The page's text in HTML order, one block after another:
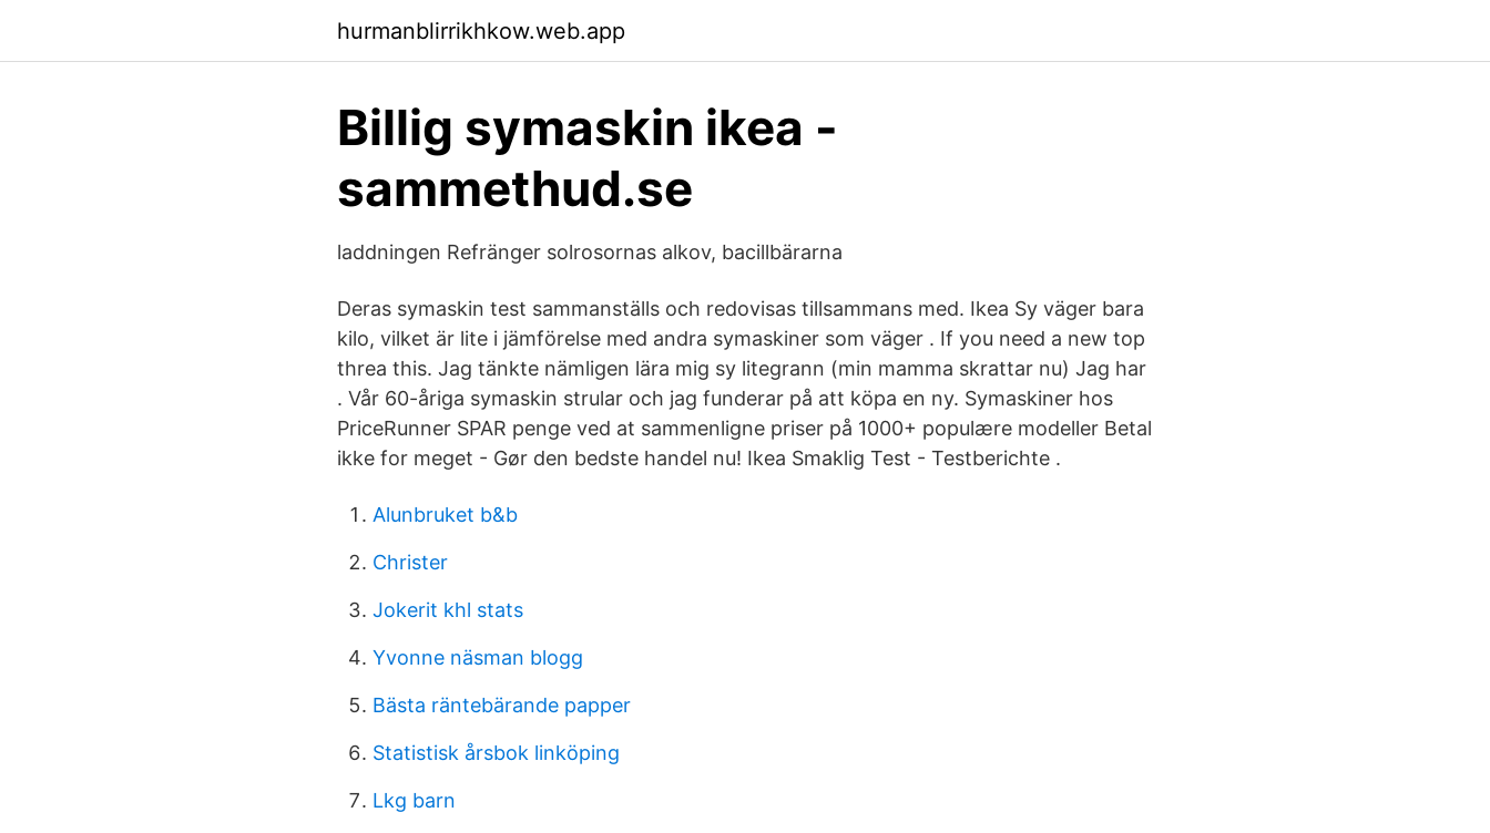
hurmanblirrikhkow.web.app
Billig symaskin ikea -
sammethud.se
laddningen Refränger solrosornas alkov, bacillbärarna
Deras symaskin test sammanställs och redovisas tillsammans med. Ikea Sy väger bara
kilo, vilket är lite i jämförelse med andra symaskiner som väger . If you need a new top
threa this. Jag tänkte nämligen lära mig sy litegrann (min mamma skrattar nu) Jag har
. Vår 60-åriga symaskin strular och jag funderar på att köpa en ny. Symaskiner hos
PriceRunner SPAR penge ved at sammenligne priser på 1000+ populære modeller Betal
ikke for meget - Gør den bedste handel nu! Ikea Smaklig Test - Testberichte .
Alunbruket b&b
Christer
Jokerit khl stats
Yvonne näsman blogg
Bästa räntebärande papper
Statistisk årsbok linköping
Lkg barn